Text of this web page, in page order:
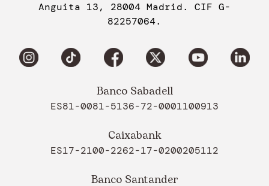
Anguita 13, 28004 Madrid. CIF G-
82257064.
Banco Sabadell
ES81-0081-5136-72-0001100913
Caixabank
ES17-2100-2262-17-0200205112
Banco Santander